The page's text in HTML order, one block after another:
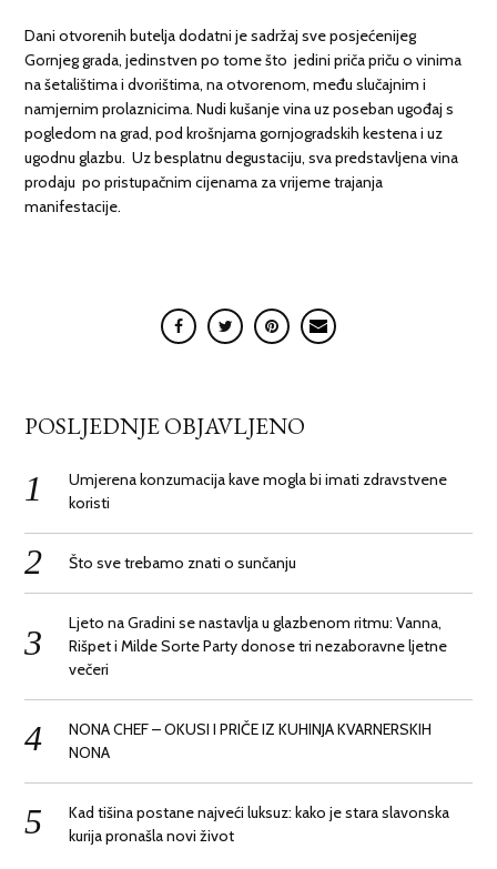
Dani otvorenih butelja dodatni je sadržaj sve posjećenijeg
Gornjeg grada, jedinstven po tome što jedini priča priču o vinima
na šetalištima i dvorištima, na otvorenom, među slučajnim i
namjernim prolaznicima. Nudi kušanje vina uz poseban ugođaj s
pogledom na grad, pod krošnjama gornjogradskih kestena i uz
ugodnu glazbu. Uz besplatnu degustaciju, sva predstavljena vina
prodaju po pristupačnim cijenama za vrijeme trajanja
manifestacije.
POSLJEDNJE OBJAVLJENO
Umjerena konzumacija kave mogla bi imati zdravstvene
koristi
Što sve trebamo znati o sunčanju
Ljeto na Gradini se nastavlja u glazbenom ritmu: Vanna,
Rišpet i Milde Sorte Party donose tri nezaboravne ljetne
večeri
NONA CHEF – OKUSI I PRIČE IZ KUHINJA KVARNERSKIH
NONA
Kad tišina postane najveći luksuz: kako je stara slavonska
kurija pronašla novi život